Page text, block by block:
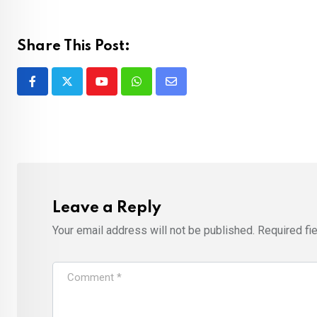
Share This Post:
YoutubeWhatsappShare
Leave a Reply
Your email address will not be published. Required